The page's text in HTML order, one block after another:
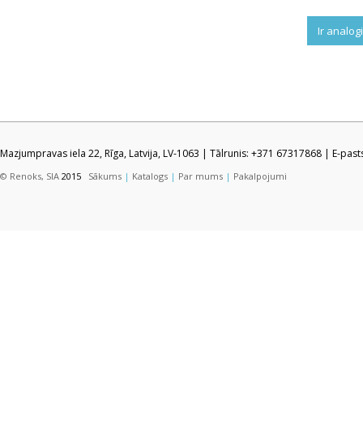
Ir analogi
Mazjumpravas iela 22, Rīga, Latvija, LV-1063 | Tālrunis: +371 67317868 | E-
© Renoks, SIA 2015 Sākums | Katalogs | Par mums | Pakalpojumi